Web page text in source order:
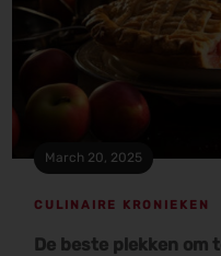
March 20, 2025
CULINAIRE KRONIEKEN
De beste plekken om